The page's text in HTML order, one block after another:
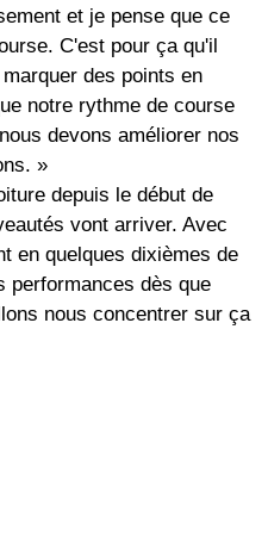
et je pense que ce
C'est pour ça qu'il
des points en
notre rythme de course
devons améliorer nos
»
depuis le début de
vont arriver. Avec
en quelques dixièmes de
performances dès que
nous concentrer sur ça